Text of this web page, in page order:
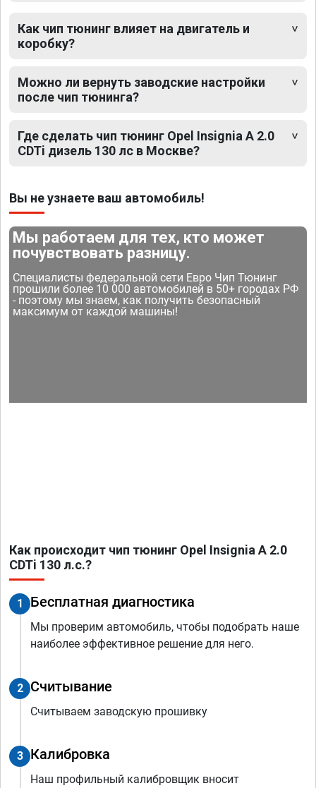
Как чип тюнинг влияет на двигатель и
коробку?
Можно ли вернуть заводские настройки
после чип тюнинга?
Где сделать чип тюнинг Opel Insignia A 2.0
CDTi дизель 130 лс в Москве?
Вы не узнаете ваш автомобиль!
Мы работаем для тех, кто может
почувствовать разницу.
Специалисты федеральной сети Евро Чип Тюнинг
прошили более 10 000 автомобилей в 50+ городах РФ
- поэтому мы знаем, как получить безопасный
максимум от каждой машины!
Как происходит чип тюнинг Opel Insignia A 2.0
CDTi 130 л.с.?
1 Бесплатная диагностика
Мы проверим автомобиль, чтобы подобрать наше
наиболее эффективное решение для него.
2 Считывание
Считываем заводскую прошивку
3 Калибровка
Наш профильный калибровщик вносит